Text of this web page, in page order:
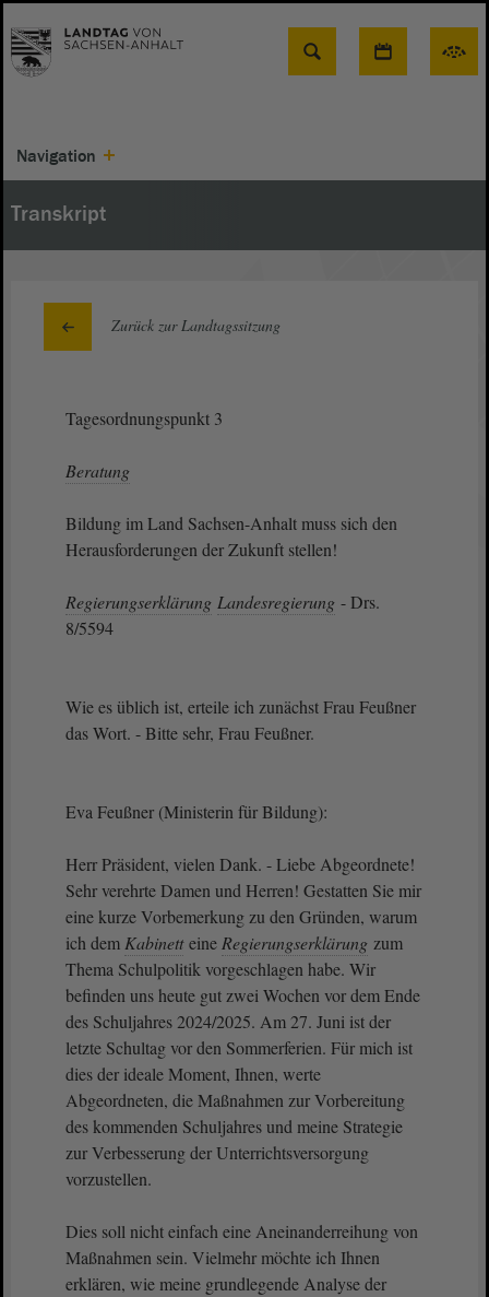
Suche
Navigation
Transkript
Zurück zur Landtagssitzung
Tagesordnungspunkt 3
Beratung
Bildung im Land Sachsen-Anhalt muss sich den
Herausforderungen der Zukunft stellen!
Regierungserklärung Landesregierung - Drs.
8/5594
Wie es üblich ist, erteile ich zunächst Frau Feußner
das Wort. - Bitte sehr, Frau Feußner.
Eva Feußner (Ministerin für Bildung):
Herr Präsident, vielen Dank. - Liebe Abgeordnete!
Sehr verehrte Damen und Herren! Gestatten Sie mir
eine kurze Vorbemerkung zu den Gründen, warum
ich dem Kabinett eine Regierungserklärung zum
Thema Schulpolitik vorgeschlagen habe. Wir
befinden uns heute gut zwei Wochen vor dem Ende
des Schuljahres 2024/2025. Am 27. Juni ist der
letzte Schultag vor den Sommerferien. Für mich ist
dies der ideale Moment, Ihnen, werte
Abgeordneten, die Maßnahmen zur Vorbereitung
des kommenden Schuljahres und meine Strategie
zur Verbesserung der Unterrichtsversorgung
vorzustellen.
Dies soll nicht einfach eine Aneinanderreihung von
Maßnahmen sein. Vielmehr möchte ich Ihnen
erklären, wie meine grundlegende Analyse der